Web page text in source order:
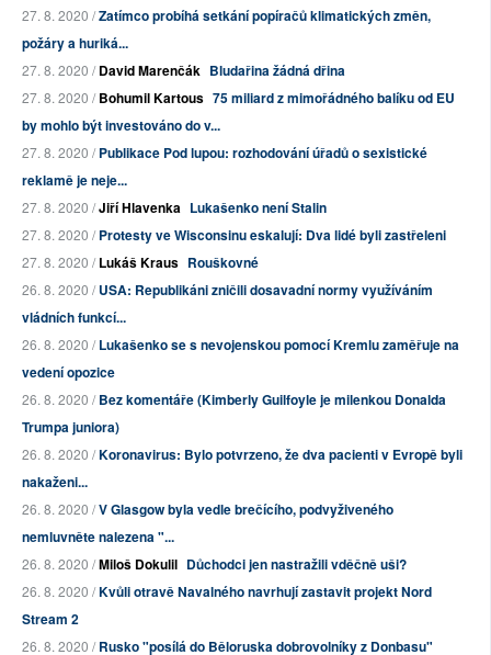
27. 8. 2020 /Zatímco probíhá setkání popíračů klimatických změn,
požáry a huriká...
27. 8. 2020 /David Marenčák Bludařina žádná dřina
27. 8. 2020 /Bohumil Kartous 75 miliard z mimořádného balíku od EU
by mohlo být investováno do v...
27. 8. 2020 /Publikace Pod lupou: rozhodování úřadů o sexistické
reklamě je neje...
27. 8. 2020 /Jiří Hlavenka Lukašenko není Stalin
27. 8. 2020 /Protesty ve Wisconsinu eskalují: Dva lidé byli zastřeleni
27. 8. 2020 /Lukáš Kraus Rouškovné
26. 8. 2020 /USA: Republikáni zničili dosavadní normy využíváním
vládních funkcí...
26. 8. 2020 /Lukašenko se s nevojenskou pomocí Kremlu zaměřuje na
vedení opozice
26. 8. 2020 /Bez komentáře (Kimberly Guilfoyle je milenkou Donalda
Trumpa juniora)
26. 8. 2020 /Koronavirus: Bylo potvrzeno, že dva pacienti v Evropě byli
nakaženi...
26. 8. 2020 /V Glasgow byla vedle brečícího, podvyživeného
nemluvněte nalezena "...
26. 8. 2020 /Miloš Dokulil Důchodci jen nastražili vděčně uši?
26. 8. 2020 /Kvůli otravě Navalného navrhují zastavit projekt Nord
Stream 2
26. 8. 2020 /Rusko "posílá do Běloruska dobrovolníky z Donbasu"